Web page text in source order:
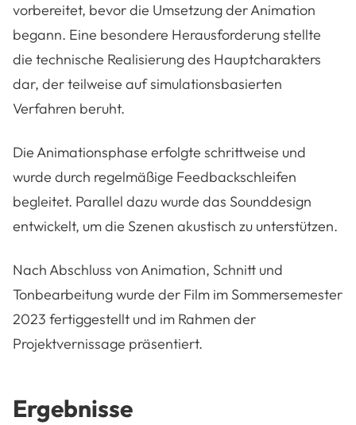
vorbereitet, bevor die Umsetzung der Animation
begann. Eine besondere Herausforderung stellte
die technische Realisierung des Hauptcharakters
dar, der teilweise auf simulationsbasierten
Verfahren beruht.
Die Animationsphase erfolgte schrittweise und
wurde durch regelmäßige Feedbackschleifen
begleitet. Parallel dazu wurde das Sounddesign
entwickelt, um die Szenen akustisch zu unterstützen.
Nach Abschluss von Animation, Schnitt und
Tonbearbeitung wurde der Film im Sommersemester
2023 fertiggestellt und im Rahmen der
Projektvernissage präsentiert.
Ergebnisse